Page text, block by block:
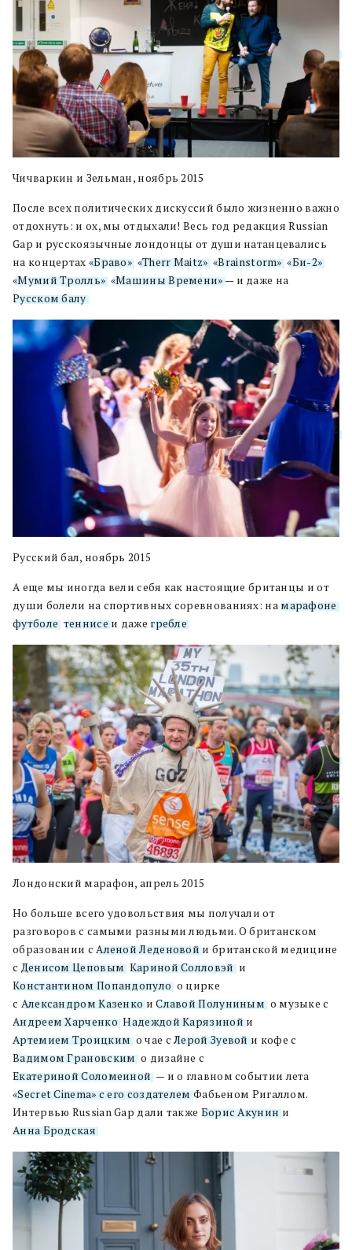
Чичваркин и Зельман, ноябрь 2015
После всех политических дискуссий было жизненно важно
отдохнуть: и ох, мы отдыхали! Весь год редакция Russian
Gap и русскоязычные лондонцы от души натанцевались
на концертах «Браво», «Therr Maitz»,«Brainstorm»,«Би-2»,
«Мумий Тролль», «Машины Времени»— и даже на
Русском балу.
Русский бал, ноябрь 2015
А еще мы иногда вели себя как настоящие британцы и от
души болели на спортивных соревнованиях: на марафоне,
футболе, теннисеи даже гребле.
Лондонский марафон, апрель 2015
Но больше всего удовольствия мы получали от
разговоров с самыми разными людьми. О британском
образовании сАленой Леденовойи британской медицине
с Денисом Цеповым, Кариной Солловэй, и
Константином Попандопуло, о цирке
с Александром КазенкоиСлавой Полуниным, о музыке с
Андреем Харченко,Надеждой Карязинойи
Артемием Троицким, о чае сЛерой Зуевойи кофе с
Вадимом Грановским, о дизайне с
Екатериной Соломеиной, — и о главном событии лета
«Secret Cinema» с его создателемФабьеном Ригаллом.
Интервью Russian Gap дали также Борис Акунини
Анна Бродская.